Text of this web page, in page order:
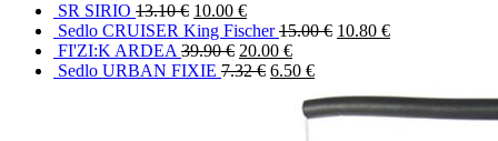
SR SIRIO 13.10€ 10.00 €
Sedlo CRUISER King Fischer 15.00€ 10.80 €
FI'ZI:K ARDEA 39.90€ 20.00 €
Sedlo URBAN FIXIE 7.32€ 6.50 €